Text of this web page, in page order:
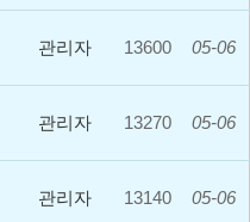
관리자 13600 05-06
관리자 13270 05-06
관리자 13140 05-06